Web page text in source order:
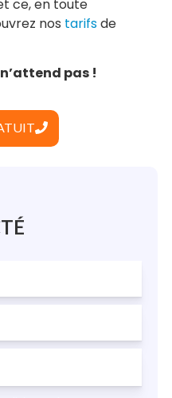
ce, en toute
nos tarifsde
pas !